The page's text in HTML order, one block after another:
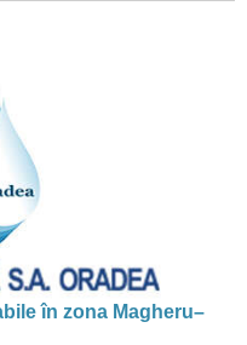
în zona Magheru–